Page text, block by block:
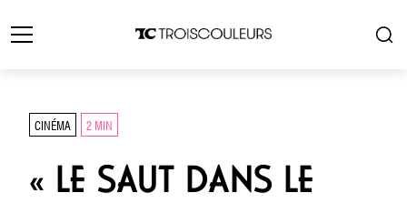
CINÉMA 2 MIN
« LE SAUT DANS LE